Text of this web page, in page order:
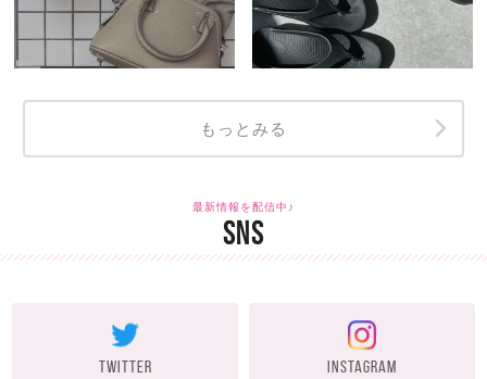
もっとみる
最新情報を配信中♪
SNS
TWITTER INSTAGRAM